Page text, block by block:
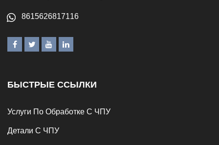
8615626817116
БЫСТРЫЕ ССЫЛКИ
Услуги По Обработке С ЧПУ
Детали С ЧПУ